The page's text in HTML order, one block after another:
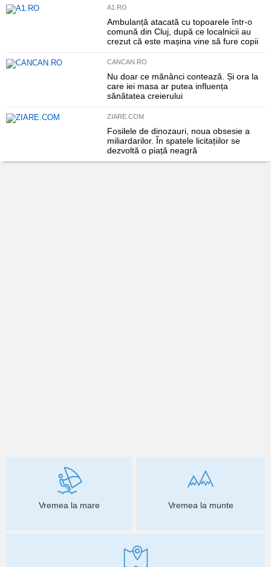
A1.RO
Ambulanță atacată cu topoarele într-o
comună din Cluj, după ce localnicii au
crezut că este mașina vine să fure copii
CANCAN.RO
Nu doar ce mănânci contează. Și ora la
care iei masa ar putea influența
sănătatea creierului
ZIARE.COM
Fosilele de dinozauri, noua obsesie a
miliardarilor. În spatele licitațiilor se
dezvoltă o piață neagră
Vremea la mare Vremea la munte